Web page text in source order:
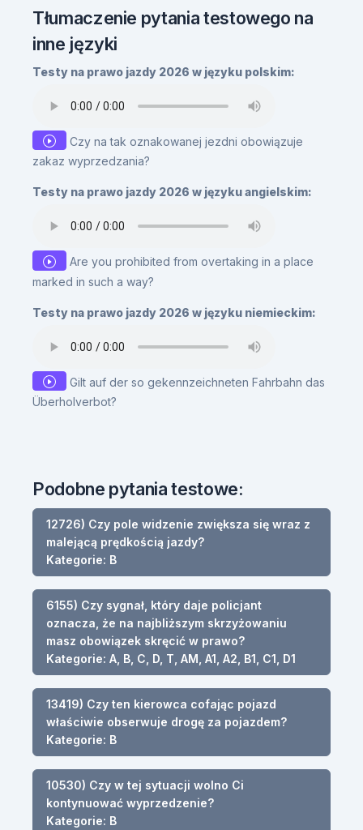
Tłumaczenie pytania testowego na
inne języki
Testy na prawo jazdy 2026 w języku polskim:
Czy na tak oznakowanej jezdni obowiązuje
zakaz wyprzedzania?
Testy na prawo jazdy 2026 w języku angielskim:
Are you prohibited from overtaking in a place
marked in such a way?
Testy na prawo jazdy 2026 w języku niemieckim:
Gilt auf der so gekennzeichneten Fahrbahn das
Überholverbot?
Podobne pytania testowe:
12726) Czy pole widzenie zwiększa się wraz z
malejącą prędkością jazdy?
Kategorie: B
6155) Czy sygnał, który daje policjant
oznacza, że na najbliższym skrzyżowaniu
masz obowiązek skręcić w prawo?
Kategorie: A, B, C, D, T, AM, A1, A2, B1, C1, D1
13419) Czy ten kierowca cofając pojazd
właściwie obserwuje drogę za pojazdem?
Kategorie: B
10530) Czy w tej sytuacji wolno Ci
kontynuować wyprzedzenie?
Kategorie: B